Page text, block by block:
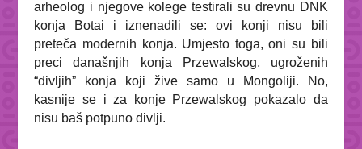
arheolog i njegove kolege testirali su drevnu DNK
konja Botai i iznenadili se: ovi konji nisu bili
preteča modernih konja. Umjesto toga, oni su bili
preci današnjih konja Przewalskog, ugroženih
“divljih” konja koji žive samo u Mongoliji. No,
kasnije se i za konje Przewalskog pokazalo da
nisu baš potpuno divlji.